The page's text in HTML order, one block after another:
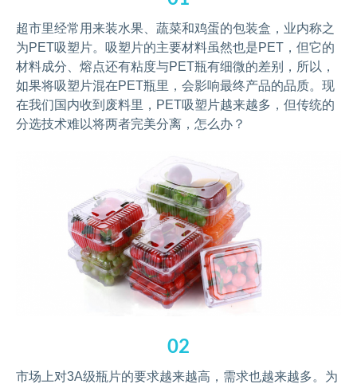
超市里经常用来装水果、蔬菜和鸡蛋的包装盒，业内称之
为PET吸塑片。吸塑片的主要材料虽然也是PET，但它的
材料成分、熔点还有粘度与PET瓶有细微的差别，所以，
如果将吸塑片混在PET瓶里，会影响最终产品的品质。现
在我们国内收到废料里，PET吸塑片越来越多，但传统的
分选技术难以将两者完美分离，怎么办？
02
市场上对3A级瓶片的要求越来越高，需求也越来越多。为